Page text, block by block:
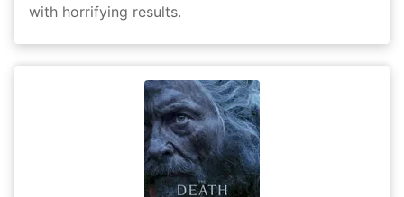
with horrifying results.